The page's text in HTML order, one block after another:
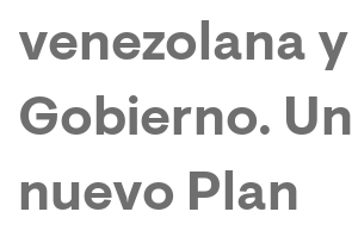
venezolana y
Gobierno. Un
nuevo Plan